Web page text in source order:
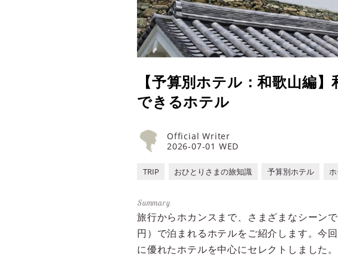
【予算別ホテル：和歌山編
できるホテル
2026-07-01 WED
Official Writer
TRIP おひとりさまの旅知識 予算別ホテル
旅行からホカンスまで、さまざまなシーン
円）で泊まれるホテルをご紹介します。今
に優れたホテルを中心にセレクトしました